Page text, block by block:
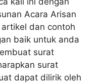
Acara Arisan
dan contoh
baik untuk anda
surat
surat
dapat dilirik oleh